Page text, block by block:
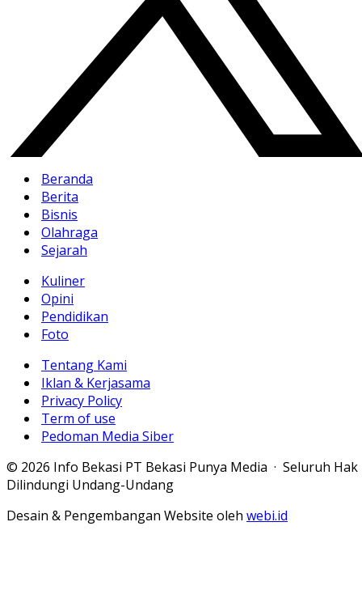
Beranda
Berita
Bisnis
Olahraga
Sejarah
Kuliner
Opini
Pendidikan
Foto
Tentang Kami
Iklan & Kerjasama
Privacy Policy
Term of use
Pedoman Media Siber
© 2026 Info Bekasi PT Bekasi Punya Media · Seluruh Hak
Dilindungi Undang-Undang
Desain & Pengembangan Website oleh webi.id